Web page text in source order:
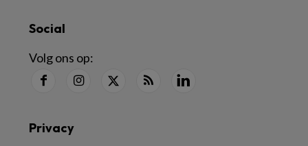
Social
Volg ons op:
Privacy